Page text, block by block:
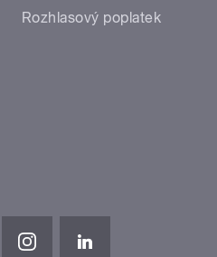
Rozhlasový poplatek